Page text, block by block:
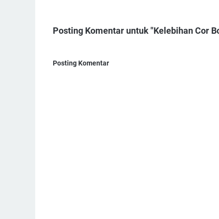
Posting Komentar untuk "Kelebihan Cor
Posting Komentar